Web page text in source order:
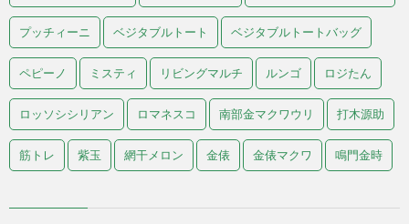
プッチィーニ ベジタブルトート ベジタブルトートバッグ
ペピーノ ミスティ リビングマルチ ルンゴ ロジたん
ロッソシシリアン ロマネスコ 南部金マクワウリ 打木源助
筋トレ 紫玉 網干メロン 金俵 金俵マクワ 鳴門金時